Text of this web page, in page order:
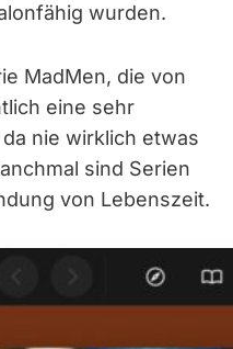
wurden.
MadMen, die von
eine sehr
nie wirklich etwas
sind Serien
von Lebenszeit.